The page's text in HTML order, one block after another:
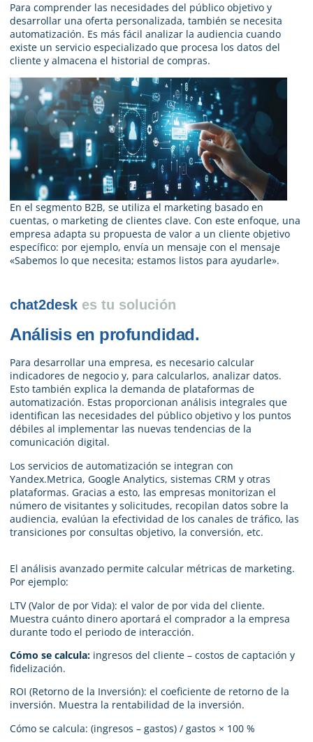
Para comprender las necesidades del público objetivo y
desarrollar una oferta personalizada, también se necesita
automatización. Es más fácil analizar la audiencia cuando
existe un servicio especializado que procesa los datos del
cliente y almacena el historial de compras.
En el segmento B2B, se utiliza el marketing basado en
cuentas, o marketing de clientes clave. Con este enfoque, una
empresa adapta su propuesta de valor a un cliente objetivo
específico: por ejemplo, envía un mensaje con el mensaje
«Sabemos lo que necesita; estamos listos para ayudarle».
chat2desk es tu solución
Análisis en profundidad.
Para desarrollar una empresa, es necesario calcular
indicadores de negocio y, para calcularlos, analizar datos.
Esto también explica la demanda de plataformas de
automatización. Estas proporcionan análisis integrales que
identifican las necesidades del público objetivo y los puntos
débiles al implementar las nuevas tendencias de la
comunicación digital.
Los servicios de automatización se integran con
Yandex.Metrica, Google Analytics, sistemas CRM y otras
plataformas. Gracias a esto, las empresas monitorizan el
número de visitantes y solicitudes, recopilan datos sobre la
audiencia, evalúan la efectividad de los canales de tráfico, las
transiciones por consultas objetivo, la conversión, etc.
El análisis avanzado permite calcular métricas de marketing.
Por ejemplo:
LTV (Valor de por Vida): el valor de por vida del cliente.
Muestra cuánto dinero aportará el comprador a la empresa
durante todo el periodo de interacción.
Cómo se calcula: ingresos del cliente – costos de captación y
fidelización.
ROI (Retorno de la Inversión): el coeficiente de retorno de la
inversión. Muestra la rentabilidad de la inversión.
Cómo se calcula: (ingresos – gastos) / gastos × 100 %